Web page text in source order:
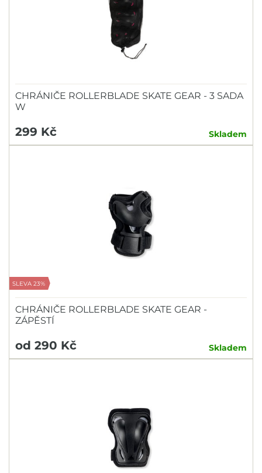
CHRÁNIČE ROLLERBLADE SKATE GEAR - 3 SADA
W
299 Kč Skladem
SLEVA 23%
CHRÁNIČE ROLLERBLADE SKATE GEAR -
ZÁPĚSTÍ
od 290 Kč Skladem